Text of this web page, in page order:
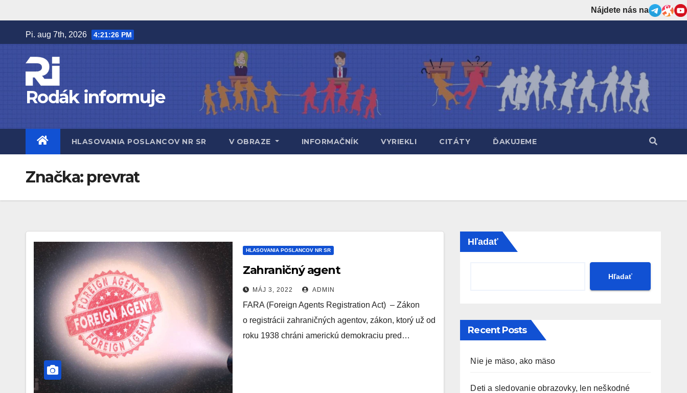
na
Nájdete nás na
Pi. aug 7th, 2026 4:21:26 PM
Rodák informuje
HLASOVANIA POSLANCOV NR SR V OBRAZE INFORMAČNÍK VYRIEKLI CITÁTY ĎAKUJEME
Značka: prevrat
HLASOVANIA POSLANCOV NR SR
Zahraničný agent
MÁJ 3, 2022 ADMIN
FARA (Foreign Agents Registration Act) – Zákon
o registrácii zahraničných agentov, zákon, ktorý už od
roku 1938 chráni americkú demokraciu pred…
Hľadať
Hľadať
Recent Posts
Nie je mäso, ako mäso
Deti a sledovanie obrazovky, len neškodné